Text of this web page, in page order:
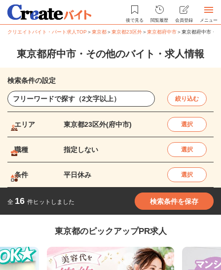
後で見る 閲覧履歴 会員登録 メニュー
クリエイトバイト・パート求人TOP ＞東京都＞東京都23区外＞東京都府中市＞東京都府中市・
東京都府中市・その他のバイト・求人情報
検索条件の設定
絞り込む
エリア 東京都23区外(府中市) 選択
職種 指定しない 選択
条件 平日休み 選択
全 16 件ヒットしました 検索条件を保存
東京都のピックアップPR求人